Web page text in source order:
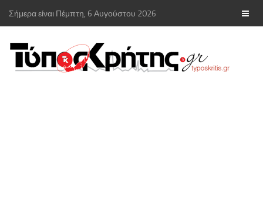
Σήμερα είναι Πέμπτη, 6 Αυγούστου 2026